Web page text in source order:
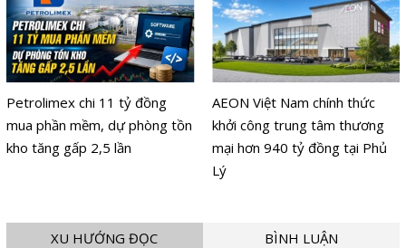
Petrolimex chi 11 tỷ đồng
mua phần mềm, dự phòng tồn
kho tăng gấp 2,5 lần
AEON Việt Nam chính thức
khởi công trung tâm thương
mại hơn 940 tỷ đồng tại Phủ
Lý
XU HƯỚNG ĐỌC BÌNH LUẬN